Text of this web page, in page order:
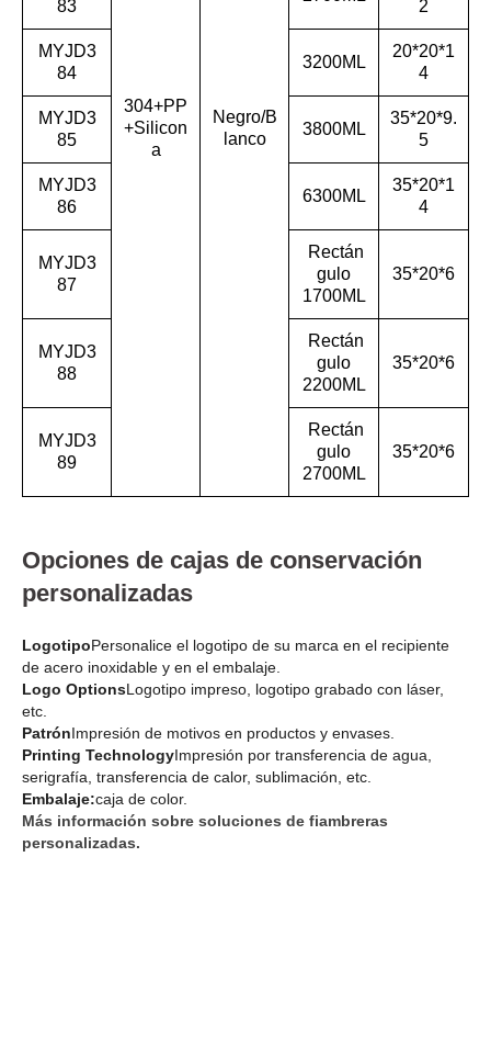
304+PP
+Silicon
a
Negro/B
lanco
83 2
MYJD3
84
3200ML
20*20*1
4
MYJD3
85
3800ML
35*20*9.
5
MYJD3
86
6300ML
35*20*1
4
MYJD3
87
Rectán
gulo
1700ML
35*20*6
MYJD3
88
Rectán
gulo
2200ML
35*20*6
MYJD3
89
Rectán
gulo
2700ML
35*20*6
Opciones de cajas de conservación
personalizadas
LogotipoPersonalice el logotipo de su marca en el recipiente
de acero inoxidable y en el embalaje.
Logo OptionsLogotipo impreso, logotipo grabado con láser,
etc.
PatrónImpresión de motivos en productos y envases.
Printing TechnologyImpresión por transferencia de agua,
serigrafía, transferencia de calor, sublimación, etc.
Embalaje:caja de color.
Más información sobre soluciones de fiambreras
personalizadas.